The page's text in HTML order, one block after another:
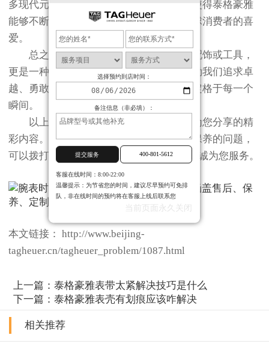
多现代元素。这种传承与创新并存的理念使得泰格豪雅
能够不断推出令人惊艳的作品，并赢得全球消费者的喜
爱。
总之，戴泰格豪雅手表不仅仅是一件配饰或工具，
更是一种生活方式和价值观的体现。它鼓励我们追求卓
越、勇敢探索、展现个性，并将美好时光定格于每一个
瞬间。
以上就是北京泰格豪雅售后服务中心
为您分享的精
彩内容。如果您还有其他关于手表维护和保养的问题，
可以拨打页面400电话进行咨询，我们将竭诚为您服务。
本文链接： http://www.beijing-
tagheuer.cn/tagheuer_problem/1087.html
上一篇：泰格豪雅表带太紧解决技巧是什么
下一篇：泰格豪雅表壳有划痕应该咋解决
相关推荐
选择预约到店时间：
备注信息（非必填）：
提交服务 400-801-5612
客服在线时间：8:00-22:00
温馨提示：为节省您的时间，建议尽早预约可免排
队，非在线时间的预约将在客服上线后联系您
当前页面永久关闭